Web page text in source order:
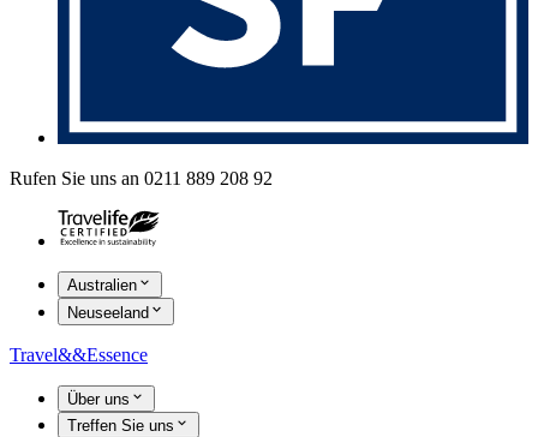
Rufen Sie uns an 0211 889 208 92
Australien
Neuseeland
Travel&&Essence
Über uns
Treffen Sie uns